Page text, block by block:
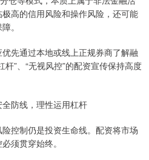
高的信用风险和操作风险，还可能
。
先通过本地或线上正规券商了解融
”、“无视风控”的配资宣传保持高度
防线，理性运用杠杆
控制仍是投资生命线。配资将市场
须贯穿始终。